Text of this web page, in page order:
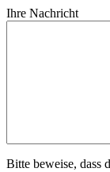
Ihre Nachricht
Bitte beweise, dass